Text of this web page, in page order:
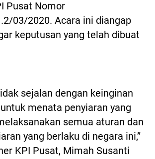
Pusat Nomor
03/2020. Acara ini diangap
keputusan yang telah dibuat
sejalan dengan keinginan
menata penyiaran yang
semua aturan dan
yang berlaku di negara ini,”
KPI Pusat, Mimah Susanti